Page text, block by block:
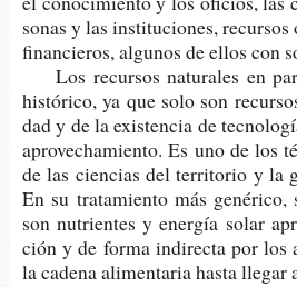
so­nas y las ins­ti­tu­cio­nes,
finan­cie­ros, algu­nos de ellos con
Los recur­sos natu­ra­les en
his­tó­ri­co, ya que solo son
dad y de la exis­ten­cia de
apro­ve­cha­mien­to. Es uno de los
de las cien­cias del terri­to­rio y la
En su tra­ta­mien­to más
son nutrien­tes y ener­gía solar
ción y de forma indi­rec­ta por los
la cade­na ali­men­ta­ria hasta lle­gar